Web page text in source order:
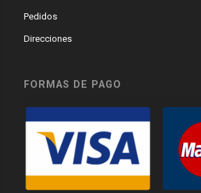
Pedidos
Direcciones
FORMAS DE PAGO